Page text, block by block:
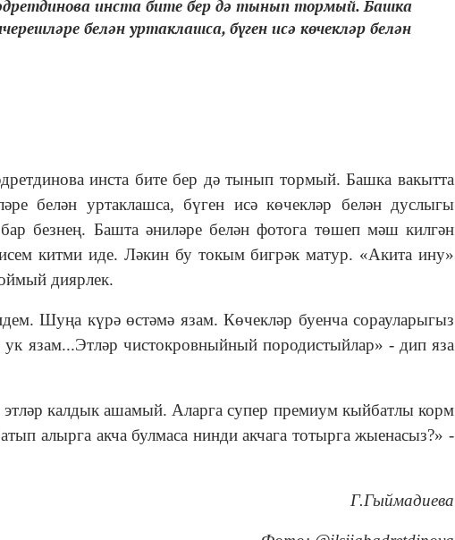
инста бите бер дә тынып тормый. Башка
белән уртаклашса, бүген исә көчекләр белән
инста бите бер дә тынып тормый. Башка вакытта
белән уртаклашса, бүген исә көчекләр белән дуслыгы
безнең. Башта әниләре белән фотога төшеп мәш килгән
китми иде. Ләкин бу токым бигрәк матур. «Акита ину»
диярлек.
Шуңа күрә өстәмә язам. Көчекләр буенча сорауларыгыз
язам...Этләр чистокровныйный породистыйлар» - дип яза
калдык ашамый. Аларга супер премиум кыйбатлы корм
алырга акча булмаса нинди акчага тотырга жыенасыз?» -
Г.Гыймадиева